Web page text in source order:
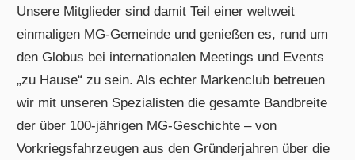
Unsere Mitglieder sind damit Teil einer weltweit
einmaligen MG-Gemeinde und genießen es, rund um
den Globus bei internationalen Meetings und Events
„zu Hause“ zu sein. Als echter Markenclub betreuen
wir mit unseren Spezialisten die gesamte Bandbreite
der über 100-jährigen MG-Geschichte – von
Vorkriegsfahrzeugen aus den Gründerjahren über die